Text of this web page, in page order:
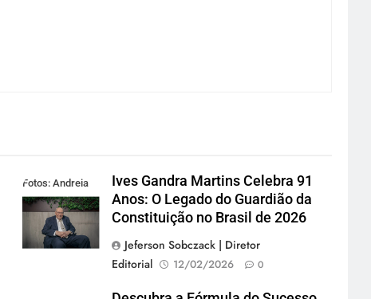
Fotos: Andreia
Tarelow
Ives Gandra Martins Celebra 91
Anos: O Legado do Guardião da
Constituição no Brasil de 2026
Jeferson Sobczack | Diretor
Editorial
12/02/2026 0